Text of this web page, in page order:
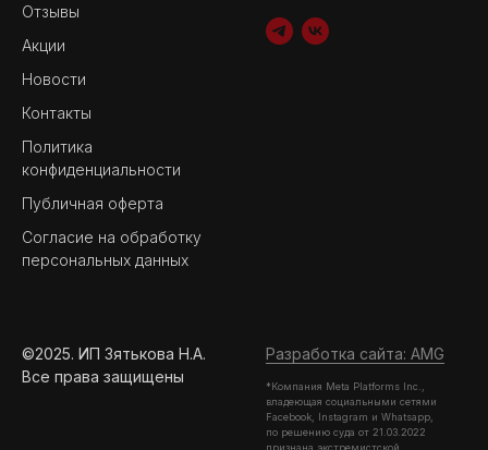
Отзывы
Акции
Новости
Контакты
Политика
конфиденциальности
Публичная оферта
Согласие на обработку
персональных данных
©2025. ИП Зятькова Н.А.
Все права защищены
Разработка сайта: AMG
*Компания Meta Platforms Inc.,
владеющая социальными сетями
Facebook, Instagram и Whatsapp,
по решению суда от 21.03.2022
признана экстремистской